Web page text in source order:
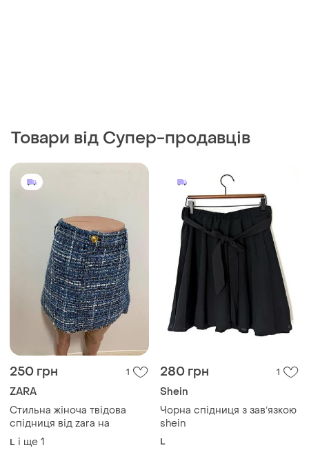
Товари від Супер-продавців
250 грн 1
ZARA
Стильна жіноча твідова
спідниця від zara на
L і ще 1
280 грн 1
Shein
Чорна спідниця з завʼязкою
shein
L